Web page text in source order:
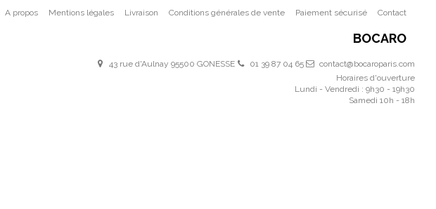
A propos Mentions légales Livraison Conditions générales de vente Paiement sécurisé Contact
BOCARO
43 rue d'Aulnay 95500 GONESSE 01 39 87 04 65
contact@bocaroparis.com
Horaires d'ouverture
Lundi - Vendredi : 9h30 - 19h30
Samedi 10h - 18h